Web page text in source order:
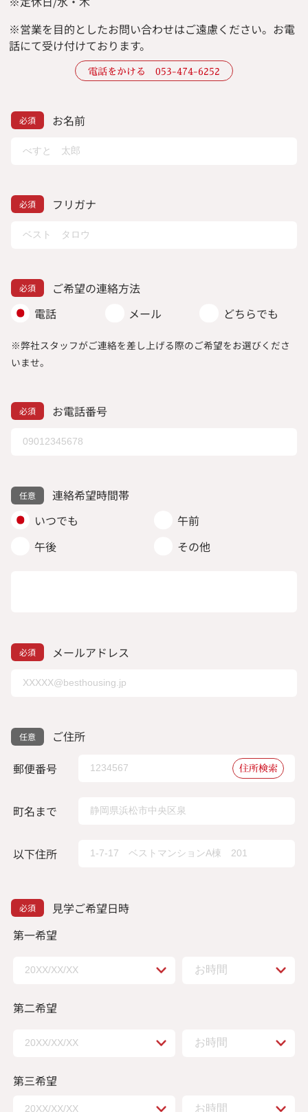
※営業を目的としたお問い合わせはご遠慮ください。 お電
話にて受け付けております。
電話をかける 053-474-6252
お名前
フリガナ
ご希望の連絡方法
電話
メール どちらでも
※弊社スタッフがご連絡を差し上げる際のご希望をお選びくださ
いませ。
お電話番号
連絡希望時間帯
いつでも
午前
午後
その他
メールアドレス
ご住所
郵便番号
住所検索
町名まで
以下住所
見学ご希望日時
第一希望
第二希望
第三希望